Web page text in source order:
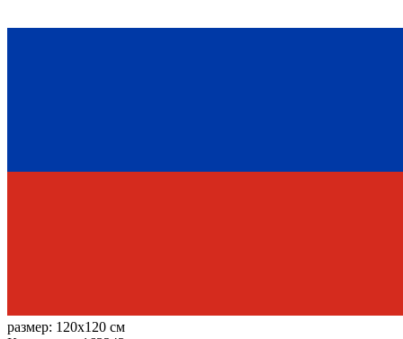
размер: 120x120 см